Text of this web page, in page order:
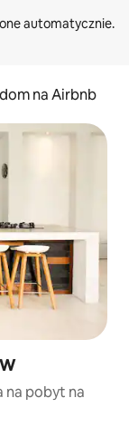
na Airbnb
na pobyt na